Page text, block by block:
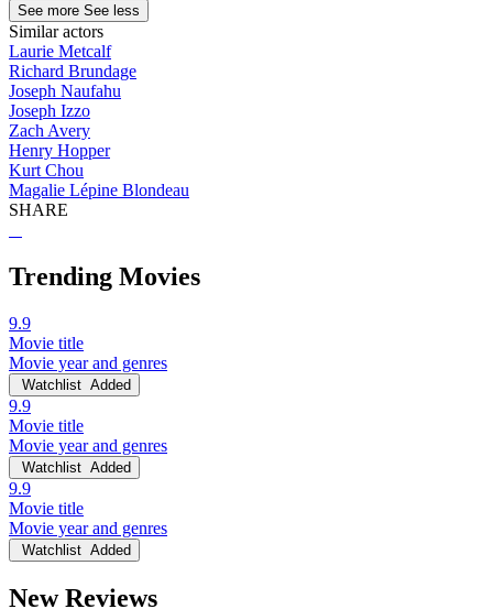
See more See less
Similar actors
Laurie Metcalf
Richard Brundage
Joseph Naufahu
Joseph Izzo
Zach Avery
Henry Hopper
Kurt Chou
Magalie Lépine Blondeau
SHARE
Trending Movies
9.9
Movie title
Movie year and genres
Watchlist Added
9.9
Movie title
Movie year and genres
Watchlist Added
9.9
Movie title
Movie year and genres
Watchlist Added
New Reviews